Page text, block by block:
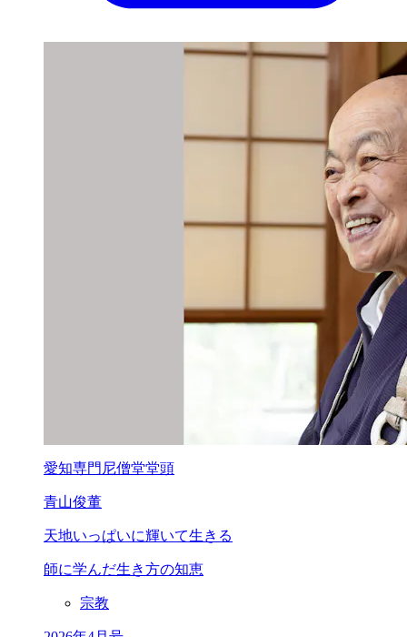
愛知専門尼僧堂堂頭
青山俊董
天地いっぱいに輝いて生きる
師に学んだ生き方の知恵
宗教